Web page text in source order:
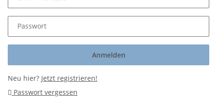
Passwort
Anmelden
Neu hier? Jetzt registrieren!
Passwort vergessen